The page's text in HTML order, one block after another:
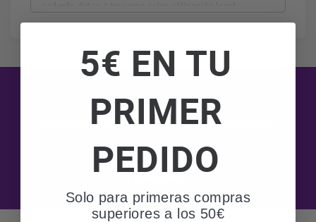
información:AQUÍ
Ganadores del sorteo 50 aniversario
5€ EN TU
PRIMER
PEDIDO
Solo para primeras compras
superiores a los 50€